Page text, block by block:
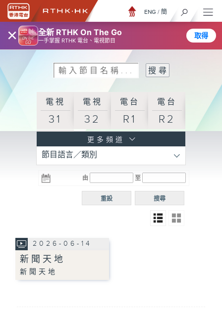
× 全新 RTHK On The Go
一手掌握 RTHK 電台、電視節目
取得
ENG / 簡
電視
31
電視
32
電台
R1
電台
R2
R3
電台 電台
R5
電台
普通
更多頻道
節目語言／類別
由 至
搜尋
重設
2026-06-14
新聞天地
新聞天地